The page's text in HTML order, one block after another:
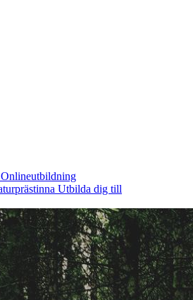
Onlineutbildning
Utbilda dig till